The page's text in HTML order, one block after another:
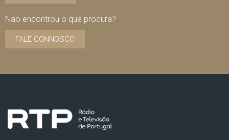
Não encontrou o que procura?
FALE CONNOSCO